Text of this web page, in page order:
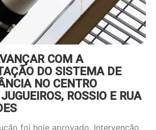
COM A
DO SISTEMA DE
NO CENTRO
ROSSIO E RUA
foi hoje aprovado. Intervenção